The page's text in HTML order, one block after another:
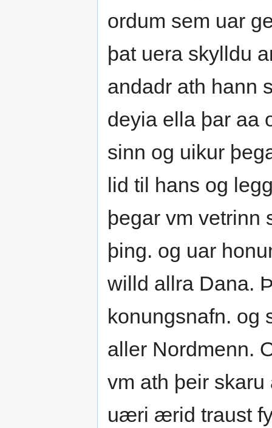
ordum sem uar
þat uera skylldu
andadr ath hann
deyia ella þar aa
sinn og uikur
lid til hans og
þegar vm vetrinn
þing. og uar
willd allra Dana.
konungsnafn. og
aller Nordmenn.
vm ath þeir
uæri ærid traust